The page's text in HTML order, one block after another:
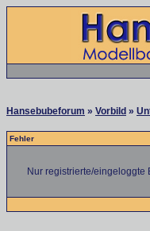
Hansebubeforum » Vorbild »
Fehler
Nur registrierte/eingeloggte